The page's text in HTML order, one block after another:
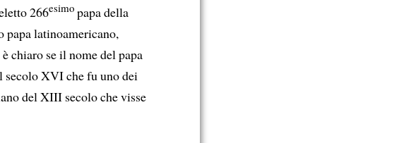
266esimo papa della
papa latinoamericano,
chiaro se il nome del papa
secolo XVI che fu uno dei
del XIII secolo che visse